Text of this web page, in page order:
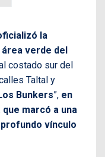
la
verde del
costado sur del
Taltal y
Bunkers”, en
marcó a una
vínculo